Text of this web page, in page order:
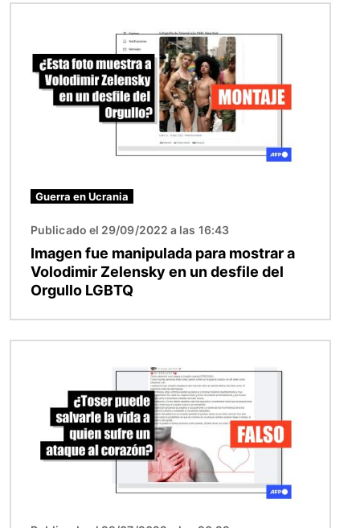
Guerra en Ucrania
Publicado el 29/09/2022 a las 16:43
Imagen fue manipulada para mostrar a
Volodimir Zelensky en un desfile del
Orgullo LGBTQ